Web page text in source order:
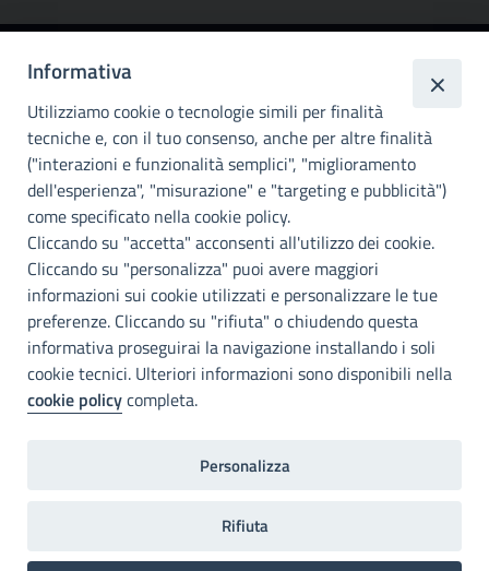
Città
metropolitana di
Palermo
INFO E CONTATTI
I nostri canali social
Accessibilità
Città Metropolitana di Palermo si impegna a rendere il proprio sito
web accessibile, conformemente al D.lgs. 10 agosto 2018, n°106
che ha recepito la direttiva UE 2016/2102 del Parlamento euopeo e
del Consiglio.
Dichiarazione di accessibilità
Informativa
Utilizziamo cookie o tecnologie simili per finalità
tecniche e, con il tuo consenso, anche per altre finalità
("interazioni e funzionalità semplici", "miglioramento
dell'esperienza", "misurazione" e "targeting e pubblicità")
come specificato nella cookie policy.
Cliccando su "accetta" acconsenti all'utilizzo dei cookie.
Cliccando su "personalizza" puoi avere maggiori
informazioni sui cookie utilizzati e personalizzare le tue
preferenze. Cliccando su "rifiuta" o chiudendo questa
informativa proseguirai la navigazione installando i soli
cookie tecnici. Ulteriori informazioni sono disponibili nella
cookie policycompleta.
Personalizza
Rifiuta